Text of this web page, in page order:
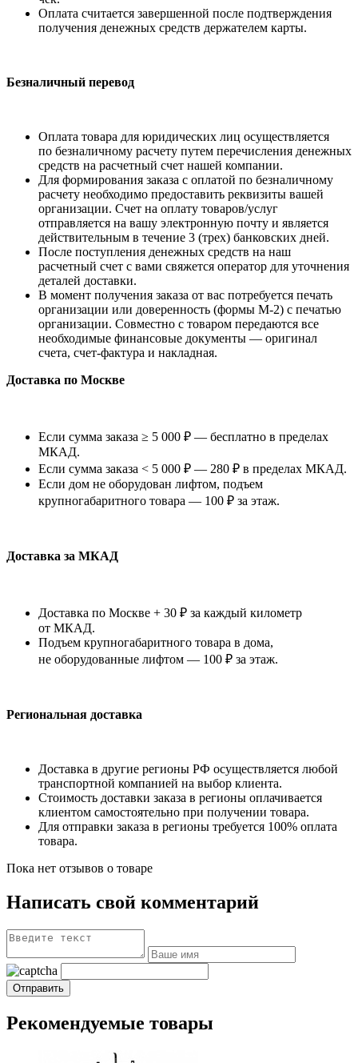
Оплата считается завершенной после подтверждения
получения денежных средств держателем карты.
Безналичный перевод
Оплата товара для юридических лиц осуществляется
по безналичному расчету путем перечисления денежных
средств на расчетный счет нашей компании.
Для формирования заказа с оплатой по безналичному
расчету необходимо предоставить реквизиты вашей
организации. Счет на оплату товаров/услуг
отправляется на вашу электронную почту и является
действительным в течение 3 (трех) банковских дней.
После поступления денежных средств на наш
расчетный счет с вами свяжется оператор для уточнения
деталей доставки.
В момент получения заказа от вас потребуется печать
организации или доверенность (формы М-2) с печатью
организации. Совместно с товаром передаются все
необходимые финансовые документы — оригинал
счета, счет-фактура и накладная.
Доставка по Москве
Если сумма заказа ≥ 5 000 ₽ — бесплатно в пределах
МКАД.
Если сумма заказа < 5 000 ₽ — 280 ₽ в пределах МКАД.
Если дом не оборудован лифтом, подъем
крупногабаритного товара — 100 ₽ за этаж.
Доставка за МКАД
Доставка по Москве + 30 ₽ за каждый километр
от МКАД.
Подъем крупногабаритного товара в дома,
не оборудованные лифтом — 100 ₽ за этаж.
Региональная доставка
Доставка в другие регионы РФ осуществляется любой
транспортной компанией на выбор клиента.
Стоимость доставки заказа в регионы оплачивается
клиентом самостоятельно при получении товара.
Для отправки заказа в регионы требуется 100% оплата
товара.
Пока нет отзывов о товаре
Написать свой комментарий
Рекомендуемые товары